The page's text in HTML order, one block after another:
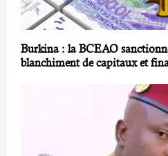
Burkina : la BCEAO
blanchiment de capitaux et